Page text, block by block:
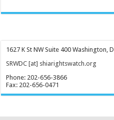
1627 K St NW Suite 400 Washington,
SRWDC [at] shiarightswatch.org
Phone: 202-656-3866
Fax: 202-656-0471